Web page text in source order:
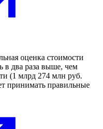
оценка стоимости
в два раза выше, чем
(1 млрд 274 млн руб.
принимать правильные